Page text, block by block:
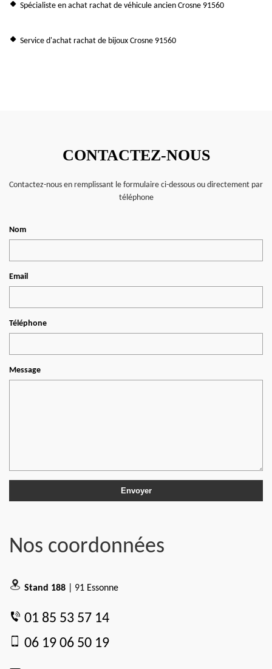
Spécialiste en achat rachat de véhicule ancien Crosne 91560
Service d'achat rachat de bijoux Crosne 91560
CONTACTEZ-NOUS
Contactez-nous en remplissant le formulaire ci-dessous ou directement par
téléphone
Nom
Email
Téléphone
Message
Nos coordonnées
Stand 188 | 91 Essonne
01 85 53 57 14
06 19 06 50 19